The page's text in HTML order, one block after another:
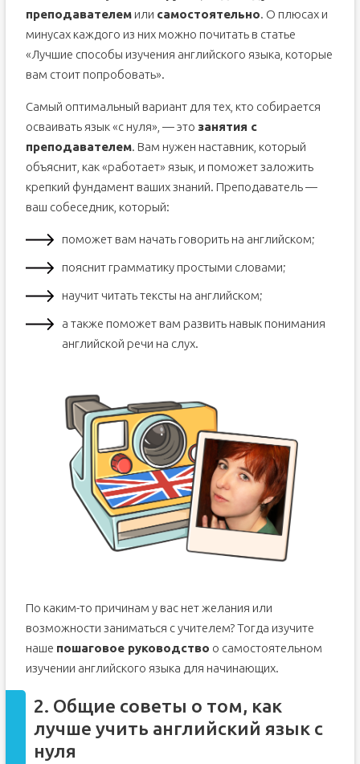
преподавателемили самостоятельно. О плюсах и
минусах каждого из них можно почитать в статье
«Лучшие способы изучения английского языка, которые
вам стоит попробовать».
Самый оптимальный вариант для тех, кто собирается
осваивать язык «с нуля», — это занятия с
преподавателем. Вам нужен наставник, который
объяснит, как «работает» язык, и поможет заложить
крепкий фундамент ваших знаний. Преподаватель —
ваш собеседник, который:
поможет вам начать говорить на английском;
пояснит грамматику простыми словами;
научит читать тексты на английском;
а также поможет вам развить навык понимания
английской речи на слух.
По каким-то причинам у вас нет желания или
возможности заниматься с учителем? Тогда изучите
наше пошаговое руководство о самостоятельном
изучении английского языка для начинающих.
2. Общие советы о том, как
лучше учить английский язык с
нуля